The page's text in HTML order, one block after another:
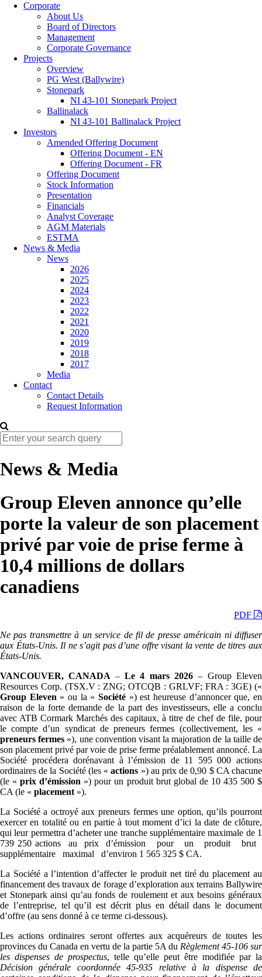
Corporate
About Us
Board of Directors
Management
Corporate Governance
Projects
Overview
PG West (Ballywire)
Stonepark
NI 43-101 Stonepark Project
Ballinalack
NI 43-101 Ballinalack Project
Investors
Amended Offering Document
Offering Document - EN
Offering Document - FR
Offering Document
Stock Information
Presentation
Financials
Analyst Coverage
AGM Materials
ESTMA
News & Media
News
2026
2025
2024
2023
2022
2021
2020
2019
2018
2017
Media
Contact
Contact Details
Request Information
News & Media
Group Eleven annonce qu’elle
porte la valeur de son placement
privé par voie de prise ferme à
10,4 millions de dollars
canadiens
PDF
Ne pas transmettre à un service de fil de presse américain ni diffuser
aux États-Unis. Il ne s’agit pas d’une offre visant la vente de titres aux
États-Unis.
VANCOUVER, CANADA –Le 4 mars 2026– Group Eleven
Resources Corp. (TSX.V : ZNG; OTCQB : GRLVF; FRA : 3GE) («
Group Eleven » ou la «Société ») est heureuse d’annoncer que, en
raison de la forte demande de la part des investisseurs, elle a conclu
avec ATB Cormark Marchés des capitaux, à titre de chef de file, pour
le compte d’un syndicat de preneurs fermes (collectivement, les «
preneurs fermes »), une convention visant la majoration de la taille de
son placement privé par voie de prise ferme préalablement annoncé. La
Société procédera dorénavant à l’émission de 11 595 000 actions
ordinaires de la Société (les «actions ») au prix de 0,90 $ CA chacune
(le «prix d’émission ») pour un produit brut global de 10 435 500 $
CA (le « placement »).
La Société a octroyé aux preneurs fermes une option, qu’ils pourront
exercer en totalité ou en partie à tout moment d’ici la date de clôture,
qui leur permettra d’acheter une tranche supplémentaire maximale de 1
739 250 actions au prix d’émission pour un produit brut
supplémentaire maximal d’environ 1 565 325 $ CA.
La Société a l’intention d’affecter le produit net tiré du placement au
financement des travaux de forage d’exploration aux terrains Ballywire
et Stonepark ainsi qu’au fonds de roulement et aux besoins généraux
de l’entreprise, tel qu’il est décrit plus en détail dans le document
d’offre (au sens donné à ce terme ci-dessous).
Les actions ordinaires seront offertes aux acquéreurs de toutes les
provinces du Canada en vertu de la partie 5A du Règlement 45-106 sur
les dispenses de prospectus, telle qu’elle peut être modifiée par la
Décision générale coordonnée 45-935 relative à la dispense de